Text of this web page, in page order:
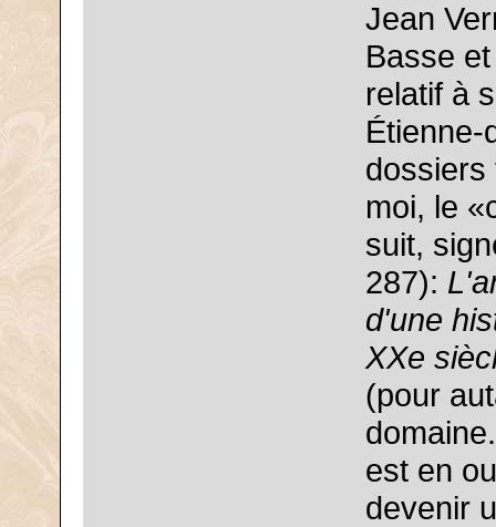
Jean
Basse
relatif à
Étienne-
dossiers
moi, le
suit,
287):
d'une
XXe
(pour
est en
devenir